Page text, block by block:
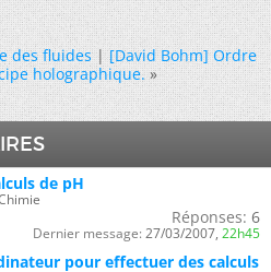
des fluides|[David Bohm] Ordre
holographique. »
de pH
Réponses: 6
Dernier message: 27/03/2007, 22h45
pour effectuer des calculs